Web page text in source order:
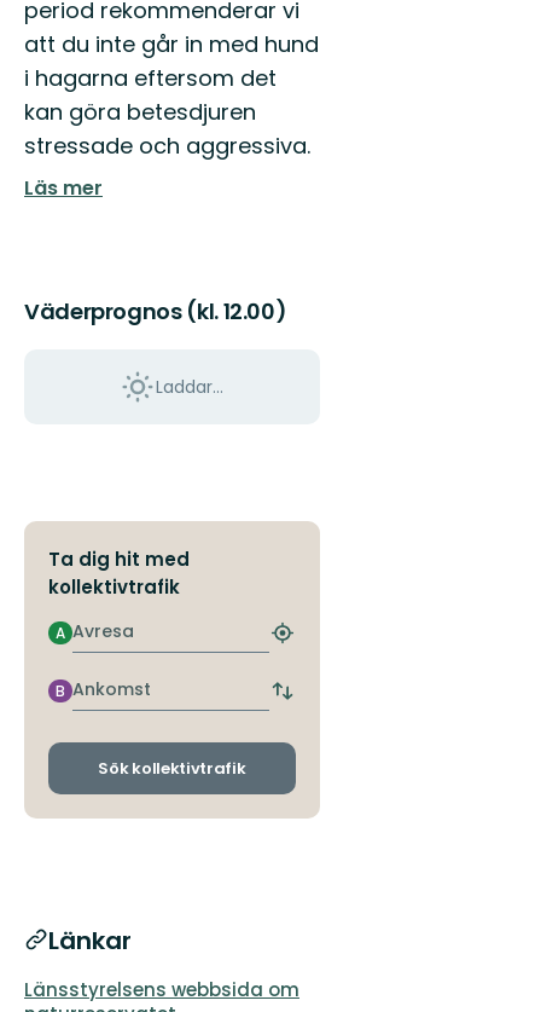
period rekommenderar vi
att du inte går in med hund
i hagarna eftersom det
kan göra betesdjuren
stressade och aggressiva.
Läs mer
Väderprognos (kl. 12.00)
Laddar...
Ta dig hit med
kollektivtrafik
Avresa
A
Hitta
hållplats
Ankomst
B
Byt
och
Sök kollektivtrafik
Länkar
Länsstyrelsens webbsida om